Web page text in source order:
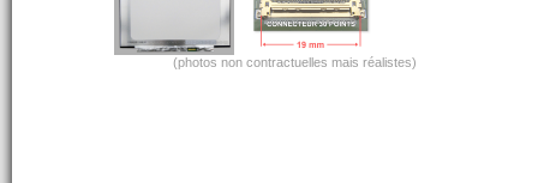
(photos non contractuelles mais réalistes)